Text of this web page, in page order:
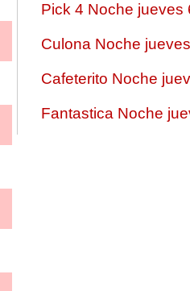
Pick 4 Noche jueves
Culona Noche
Cafeterito Noche
Fantastica Noche